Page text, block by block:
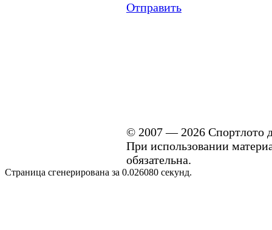
Отправить
© 2007 — 2026 Спортлото
При использовании
обязательна.
Страница сгенерирована за 0.026080 секунд.